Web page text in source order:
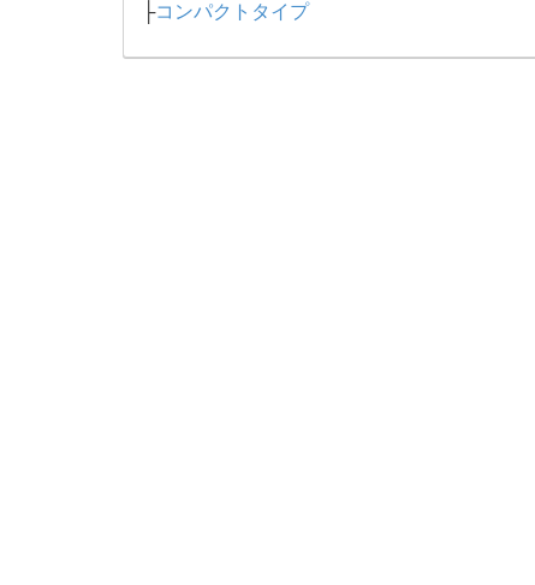
├コンパクトタイプ